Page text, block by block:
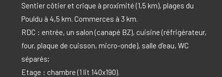
Sentier côtier et crique à proximité (1,5 km), plages du
Pouldu à 4,5 km. Commerces à 3 km.
RDC : entrée, un salon (canapé BZ), cuisine (réfrigérateur,
four, plaque de cuisson, micro-onde), salle d'eau, WC
séparés;
Etage : chambre (1 lit 140x190).